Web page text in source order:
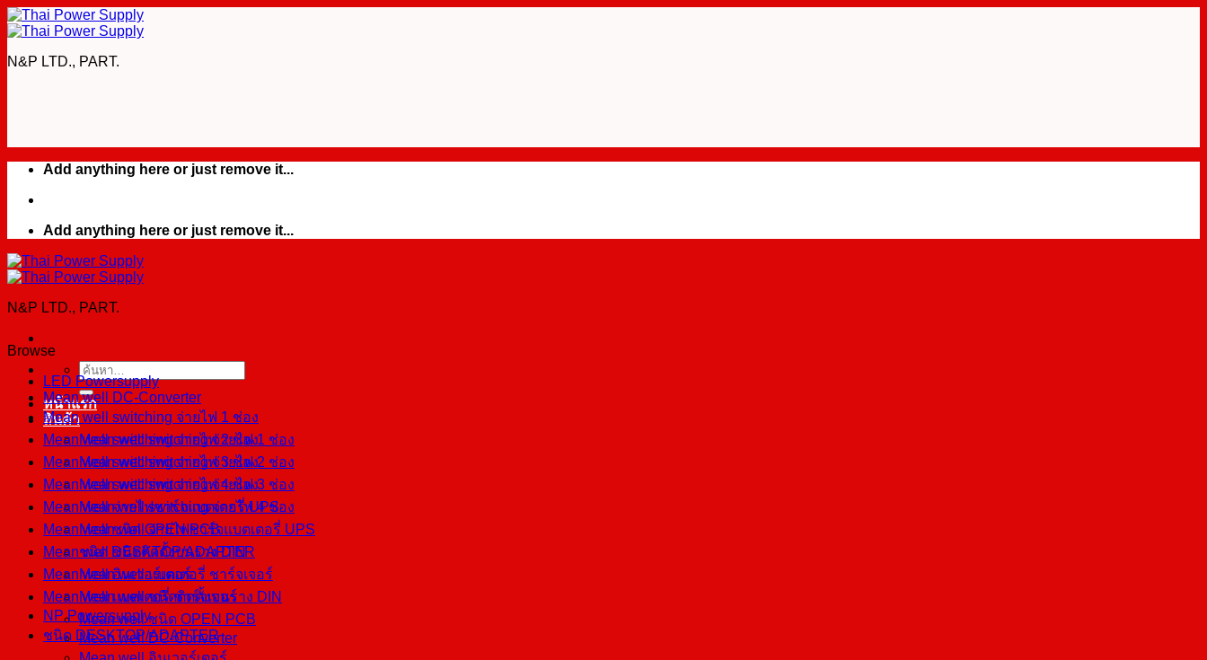
Skip
to
N&P LTD., PART.
Add anything here or just remove it...
Add anything here or just remove it...
N&P LTD., PART.
ค้นหา:
หน้าแรก
สินค้า
Mean well switching จ่ายไฟ 1 ช่อง
Mean well switching จ่ายไฟ 2 ช่อง
Mean well switching จ่ายไฟ 3 ช่อง
Mean well switching จ่ายไฟ 4 ช่อง
Mean well จ่ายไฟชาร์จแบตเตอรี่ UPS
ชนิด DESKTOP/ADAPTER
Mean well แบตเตอรี่ ชาร์จเจอร์
Mean well ชนิดติดตั้งบนราง DIN
Mean well ชนิด OPEN PCB
Mean well DC-Converter
Browse
LED Powersupply
Mean well DC-Converter
Mean well switching จ่ายไฟ 1 ช่อง
Mean well switching จ่ายไฟ 2 ช่อง
Mean well switching จ่ายไฟ 3 ช่อง
Mean well switching จ่ายไฟ 4 ช่อง
Mean well จ่ายไฟชาร์จแบตเตอรี่ UPS
Mean well ชนิด OPEN PCB
Mean well ชนิดติดตั้งบนราง DIN
Mean well อินเวอร์เตอร์
Mean well แบตเตอรี่ ชาร์จเจอร์
NP Powersupply
ชนิด DESKTOP/ADAPTER